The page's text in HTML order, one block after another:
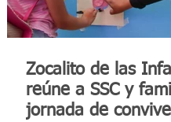
Zocalito de las
reúne a SSC y
jornada de